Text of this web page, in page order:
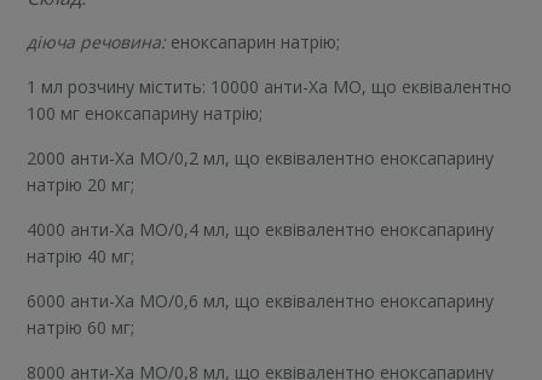
діюча речовина: еноксапарин натрію;
1 мл розчину містить: 10000 анти-Ха МО, що еквівалентно
100 мг еноксапарину натрію;
2000 анти-Ха МО/0,2 мл, що еквівалентно еноксапарину
натрію 20 мг;
4000 анти-Ха МО/0,4 мл, що еквівалентно еноксапарину
натрію 40 мг;
6000 анти-Ха МО/0,6 мл, що еквівалентно еноксапарину
натрію 60 мг;
8000 анти-Ха МО/0,8 мл, що еквівалентно еноксапарину